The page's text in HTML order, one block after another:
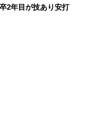
2年目が技あり安打